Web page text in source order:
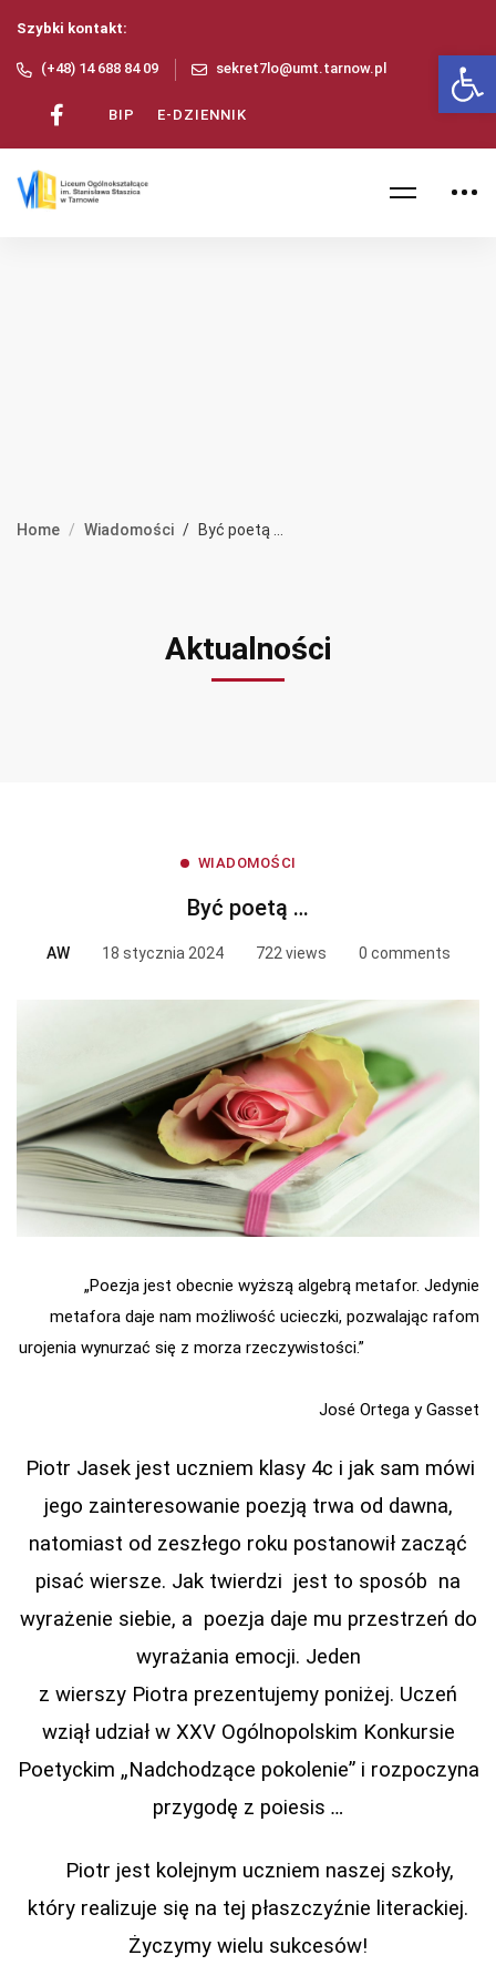
Szybki kontakt:
(+48) 14 688 84 09 sekret7lo@umt.tarnow.pl
BIP E-DZIENNIK
Home Wiadomości Być poetą ...
Aktualności
WIADOMOŚCI
Być poetą …
AW 18 stycznia 2024 722 views 0 comments
„Poezja jest obecnie wyższą algebrą metafor. Jedynie
metafora daje nam możliwość ucieczki, pozwalając rafom
urojenia wynurzać się z morza rzeczywistości.”
José Ortega y Gasset
Piotr Jasek jest uczniem klasy 4c i jak sam mówi
jego zainteresowanie poezją trwa od dawna,
natomiast od zeszłego roku postanowił zacząć
pisać wiersze. Jak twierdzi jest to sposób na
wyrażenie siebie, a poezja daje mu przestrzeń do
wyrażania emocji. Jeden
z wierszy Piotra prezentujemy poniżej. Uczeń
wziął udział w XXV Ogólnopolskim Konkursie
Poetyckim „Nadchodzące pokolenie” i rozpoczyna
przygodę z poiesis …
Piotr jest kolejnym uczniem naszej szkoły,
który realizuje się na tej płaszczyźnie literackiej.
Życzymy wielu sukcesów!